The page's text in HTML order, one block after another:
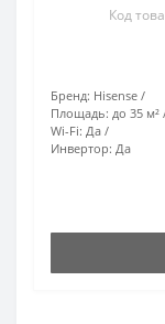
Код
Бренд: Hisense
Площадь: до 35 м²
Wi-Fi: Да
Инвертор: Да